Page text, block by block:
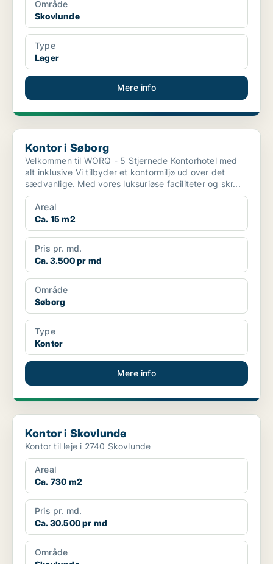
Område
Skovlunde
Type
Lager
Mere info
Kontor i Søborg
Kontor i Søborg
Velkommen til WORQ - 5 Stjernede Kontorhotel med
alt inklusive Vi tilbyder et kontormiljø ud over det
sædvanlige. Med vores luksuriøse faciliteter og skr...
Areal
Ca. 15 m2
Pris pr. md.
Ca. 3.500 pr md
Område
Søborg
Type
Kontor
Mere info
Kontor i Skovlunde
Kontor i Skovlunde
Kontor til leje i 2740 Skovlunde
Areal
Ca. 730 m2
Pris pr. md.
Ca. 30.500 pr md
Område